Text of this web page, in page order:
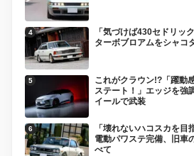
「気づけば430セドリッ
ターボブロアムをシャコ
これがクラウン!?「躍動
ステート！」エッジを強
イールで武装
「壊れないハコスカを
電動パワステ完備、旧車
べて